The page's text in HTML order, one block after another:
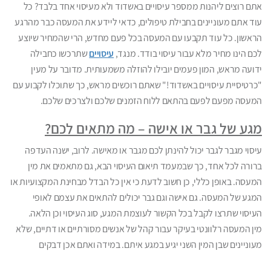
אתם רוצים ליהנות ממספר עיסויים באשדוד ולא מעיסוי אחד בלבד? כל
עוד אתם מעוניינים בחבילת טיפולים, כדאי ליידע את המעסה כבר מהרגע
הראשון. כל עוד תקבעו עם המעסה בכל פעם מחדש, הרי שהמחיר שיוצע
לכם הינו מחיר מלא עבור עיסוי בודד. מנגד, עיסוייםשתרכשו כחבילה
ידועה מראש, המון פעמים יובילו להוזלה משמעותית. מדובר על מעין
"כרטיסיית עיסויים באשדוד!" שאתם רוכשים מראש, כך שתוכלו לקבוע עם
המעסה מפעם לפעם בהתאם ללוח הזמנים שלכם ולצרכים שלכם.
מגע של גבר או אישה – מה מתאים לכם?
עיסוי מגבר לגבר יכול להינתן לכם מגבר או מאישה. לרוב, ישנה העדפה
ברורה לכל אחד, כך שבמעמד תיאום העיסוי הבא, גם מתאמים את מין
המעסה. באופן כללי, כן חשוב לדעת כי אין כל הבדל מבחינת המקצועיות או
המגע של המעסה. גם אישה וגם גבר יכולים להתאים את עצמם לאופי
העיסוי שתרצו לקבל בכל הקשור לעוצמת המגע, סוג העיסוי וכן הלאה.
מין המעסה רלוונטי בעיקר עבור קהל של אנשים מסורתיים או דתיים, שלא
מעוניינים שבן המין השני יגיע במגע איתם. במידה ואתם אכן דבקים